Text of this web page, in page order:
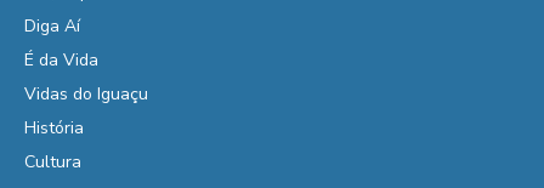
Diga Aí
É da Vida
Vidas do Iguaçu
História
Cultura